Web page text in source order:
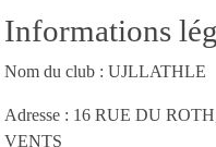
Informations
Nom du club : UJLLATHLE
Adresse : 16 RUE DU
VENTS